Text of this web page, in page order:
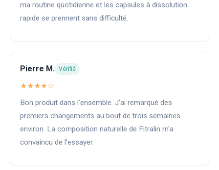
ma routine quotidienne et les capsules à dissolution
rapide se prennent sans difficulté.
Pierre M. Vérifié
★★★★☆
Bon produit dans l'ensemble. J'ai remarqué des
premiers changements au bout de trois semaines
environ. La composition naturelle de Fitralin m'a
convaincu de l'essayer.